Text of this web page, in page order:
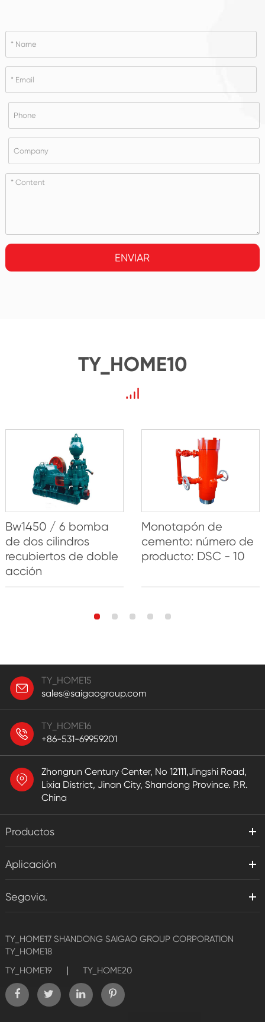
ENVIAR
TY_HOME10
Bw1450 / 6 bomba
de dos cilindros
recubiertos de doble
acción
Monotapón de
cemento: número de
producto: DSC - 10
TY_HOME15
sales@saigaogroup.com
TY_HOME16
+86-531-69959201
Zhongrun Century Center, No 12111,Jingshi Road,
Lixia District, Jinan City, Shandong Province. P.R.
China
Productos
Aplicación
Segovia.
TY_HOME17 SHANDONG SAIGAO GROUP CORPORATION
TY_HOME18
TY_HOME19
| TY_HOME20